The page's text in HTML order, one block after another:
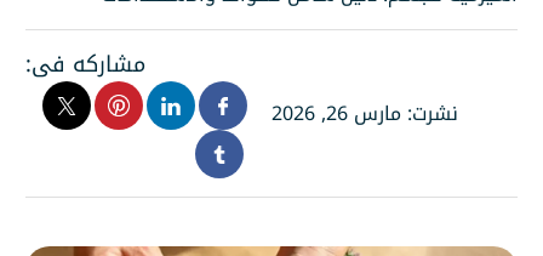
نشرت: مارس 26, 2026
مشاركه فى: